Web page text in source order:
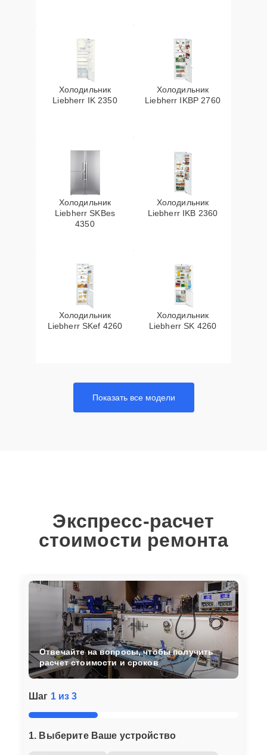
Холодильник
Liebherr IK 2350
Холодильник
Liebherr IKBP 2760
Холодильник
Liebherr SKBes
4350
Холодильник
Liebherr IKB 2360
Холодильник
Liebherr SKef 4260
Холодильник
Liebherr SK 4260
Показать все модели
Экспресс-расчет
стоимости ремонта
Шаг 1 из 3
1. Выберите Ваше устройство
Отвечайте на вопросы, чтобы получить
расчет стоимости и сроков